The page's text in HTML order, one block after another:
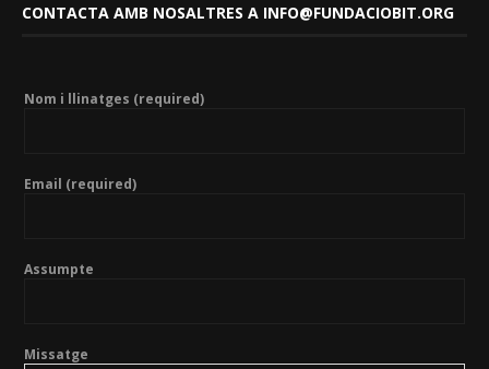
CONTACTA AMB NOSALTRES A INFO@FUNDACIOBIT.ORG
Nom i llinatges (required)
Email (required)
Assumpte
Missatge